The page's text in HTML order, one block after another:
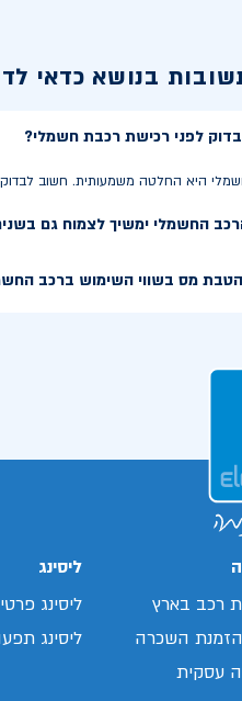
בנושא כדאי
לפני רכישת רכבת חשמלי?
היא החלטה משמעותית. חשוב
החשמלי ימשיך לצמוח גם
מס בשווי השימוש ברכב
רכב בארץ
הזמנת השכרה
עסקית
ליסינג
ליסינג פרטי
ליסינג